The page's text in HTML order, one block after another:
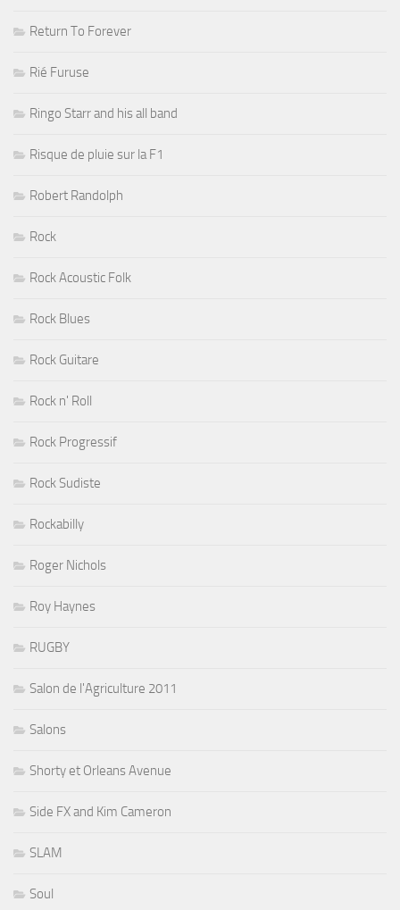
Return To Forever
Rié Furuse
Ringo Starr and his all band
Risque de pluie sur la F1
Robert Randolph
Rock
Rock Acoustic Folk
Rock Blues
Rock Guitare
Rock n' Roll
Rock Progressif
Rock Sudiste
Rockabilly
Roger Nichols
Roy Haynes
RUGBY
Salon de l'Agriculture 2011
Salons
Shorty et Orleans Avenue
Side FX and Kim Cameron
SLAM
Soul